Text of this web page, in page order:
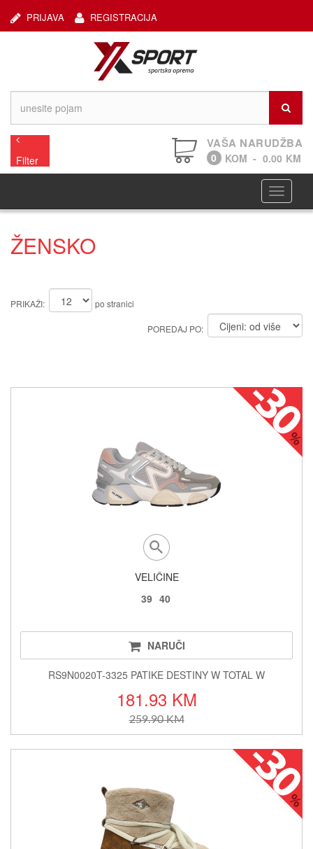
REGISTRACIJA
PRIJAVA
Filter
VAŠA NARUDŽBA
0 KOM - 0.00 KM
ŽENSKO
PRIKAŽI: po stranici
POREDAJ PO:
VELIČINE
39 40
NARUČI
RS9N0020T-3325 PATIKE DESTINY W TOTAL W
181.93 KM
259.90 KM